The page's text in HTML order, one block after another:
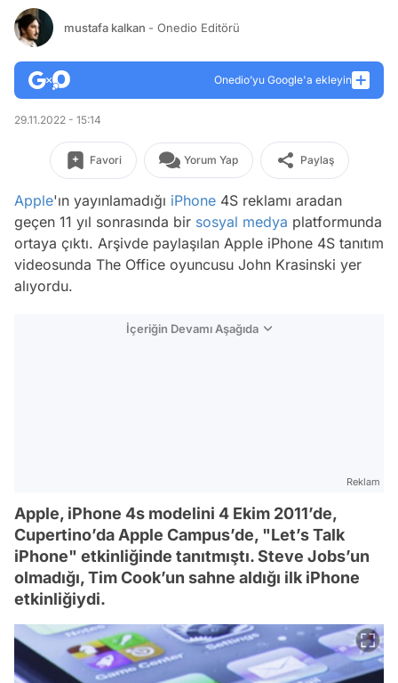
mustafa kalkan - Onedio Editörü
Onedio’yu Google'a ekleyin
29.11.2022 - 15:14
Favori Yorum Yap Paylaş
Apple'ın yayınlamadığı iPhone 4S reklamı aradan
geçen 11 yıl sonrasında bir sosyal medya platformunda
ortaya çıktı. Arşivde paylaşılan Apple iPhone 4S tanıtım
videosunda The Office oyuncusu John Krasinski yer
alıyordu.
İçeriğin Devamı Aşağıda
Reklam
Apple, iPhone 4s modelini 4 Ekim 2011’de,
Cupertino’da Apple Campus’de, "Let’s Talk
iPhone" etkinliğinde tanıtmıştı. Steve Jobs’un
olmadığı, Tim Cook’un sahne aldığı ilk iPhone
etkinliğiydi.